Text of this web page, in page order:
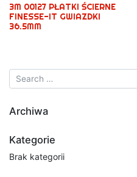
3M 00127 PŁATKI ŚCIERNE
FINESSE-IT GWIAZDKI
36.5MM
Archiwa
Kategorie
Brak kategorii